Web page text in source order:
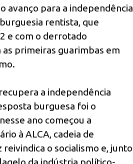
avanço para a independência
rentista, que
e com o derrotado
primeiras guarimbas em
a independência
burguesa foi o
ano começou a
à ALCA, cadeia de
reivindica o socialismo e, junto